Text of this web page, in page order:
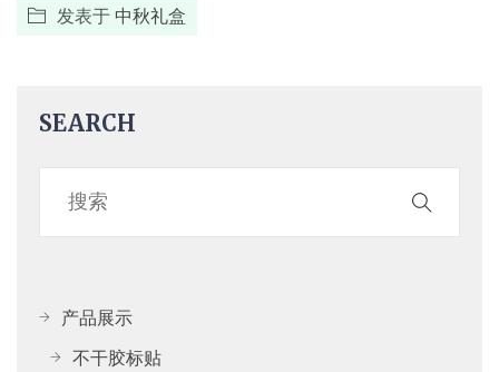
发表于 中秋礼盒
SEARCH
产品展示
不干胶标贴